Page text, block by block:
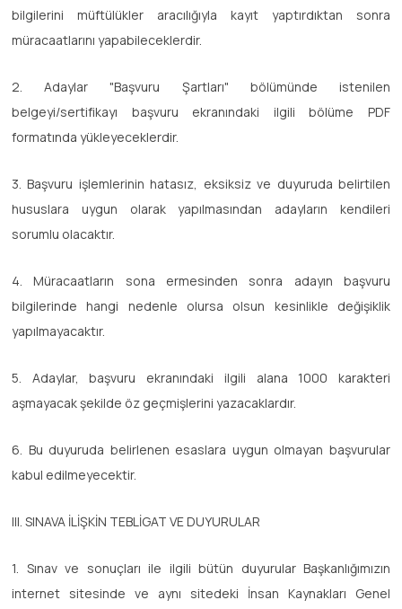
bilgilerini müftülükler aracılığıyla kayıt yaptırdıktan sonra
müracaatlarını yapabileceklerdir.
2. Adaylar "Başvuru Şartları" bölümünde istenilen
belgeyi/sertifikayı başvuru ekranındaki ilgili bölüme PDF
formatında yükleyeceklerdir.
3. Başvuru işlemlerinin hatasız, eksiksiz ve duyuruda belirtilen
hususlara uygun olarak yapılmasından adayların kendileri
sorumlu olacaktır.
4. Müracaatların sona ermesinden sonra adayın başvuru
bilgilerinde hangi nedenle olursa olsun kesinlikle değişiklik
yapılmayacaktır.
5. Adaylar, başvuru ekranındaki ilgili alana 1000 karakteri
aşmayacak şekilde öz geçmişlerini yazacaklardır.
6. Bu duyuruda belirlenen esaslara uygun olmayan başvurular
kabul edilmeyecektir.
III. SINAVA İLİŞKİN TEBLİGAT VE DUYURULAR
1. Sınav ve sonuçları ile ilgili bütün duyurular Başkanlığımızın
internet sitesinde ve aynı sitedeki İnsan Kaynakları Genel